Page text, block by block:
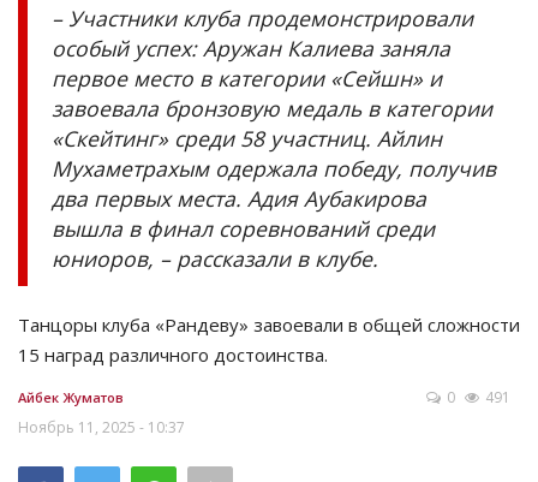
– Участники клуба продемонстрировали
особый успех: Аружан Калиева заняла
первое место в категории «Сейшн» и
завоевала бронзовую медаль в категории
«Скейтинг» среди 58 участниц. Айлин
Мухаметрахым одержала победу, получив
два первых места. Адия Аубакирова
вышла в финал соревнований среди
юниоров, – рассказали в клубе.
Танцоры клуба «Рандеву» завоевали в общей сложности
15 наград различного достоинства.
Айбек Жуматов
Ноябрь 11, 2025 - 10:37
0 491